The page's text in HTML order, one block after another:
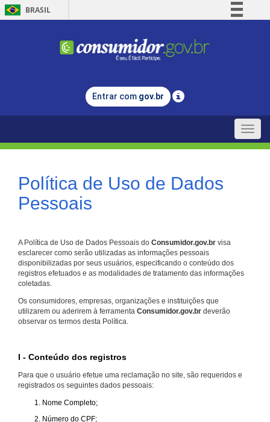
BRASIL
Comunica BR
Legislação
Entrar com gov.br
Toggle
Política de Uso de Dados
Pessoais
A Política de Uso de Dados Pessoais do Consumidor.gov.br visa
esclarecer como serão utilizadas as informações pessoais
disponibilizadas por seus usuários, especificando o conteúdo dos
registros efetuados e as modalidades de tratamento das informações
coletadas.
Os consumidores, empresas, organizações e instituições que
utilizarem ou aderirem à ferramenta Consumidor.gov.br deverão
observar os termos desta Política.
I - Conteúdo dos registros
Para que o usuário efetue uma reclamação no site, são requeridos e
registrados os seguintes dados pessoais:
Nome Completo;
Número do CPF;